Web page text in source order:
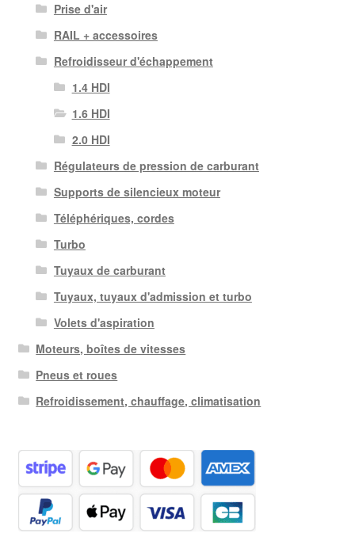
Prise d'air
RAIL + accessoires
Refroidisseur d'échappement
1.4 HDI
1.6 HDI
2.0 HDI
Régulateurs de pression de carburant
Supports de silencieux moteur
Téléphériques, cordes
Turbo
Tuyaux de carburant
Tuyaux, tuyaux d'admission et turbo
Volets d'aspiration
Moteurs, boîtes de vitesses
Pneus et roues
Refroidissement, chauffage, climatisation